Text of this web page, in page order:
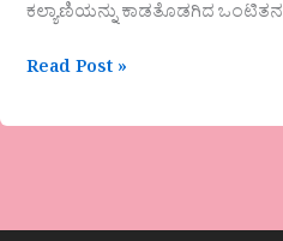
ಕಲ್ಯಾಣಿಯನ್ನು ಕಾಡತೊಡಗಿದ ಒಂಟಿತನ
Read Post »